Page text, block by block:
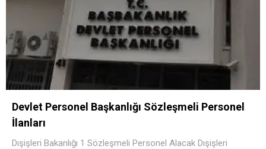
Devlet Personel Başkanlığı Sözleşmeli Personel
İlanları
Dışişleri Bakanlığı 1 Sözleşmeli Personel Alacak Dışişleri